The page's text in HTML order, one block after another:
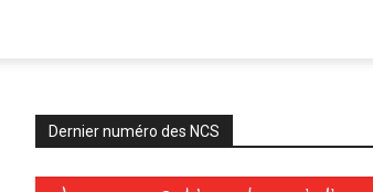
Dernier numéro des NCS